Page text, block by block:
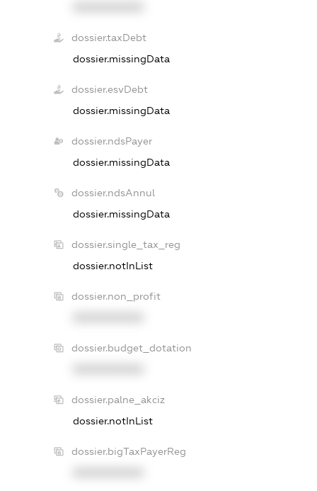
dossier.taxDebt
dossier.missingData
dossier.esvDebt
dossier.missingData
dossier.ndsPayer
dossier.missingData
dossier.ndsAnnul
dossier.missingData
dossier.single_tax_reg
dossier.notInList
dossier.non_profit
dossier.budget_dotation
dossier.palne_akciz
dossier.notInList
dossier.bigTaxPayerReg